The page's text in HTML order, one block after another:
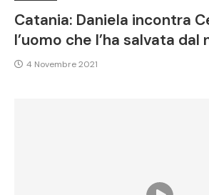
Catania: Daniela incontra
l’uomo che l’ha salvata dal
4 Novembre 2021